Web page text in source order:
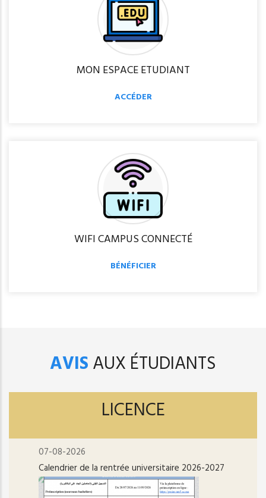
MON ESPACE ETUDIANT
ACCÉDER
WIFI CAMPUS CONNECTÉ
BÉNÉFICIER
AVISAUX ÉTUDIANTS
LICENCE
07-08-2026
Calendrier de la rentrée universitaire 2026-2027